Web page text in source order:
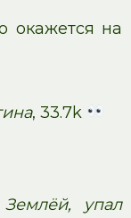
окажется на
, 33.7k
упал